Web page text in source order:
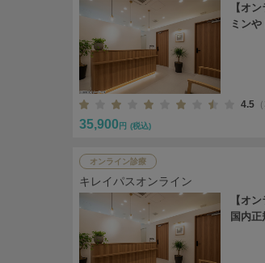
【オ
ミン
4.5
35,900 円 (税込)
オンライン診療
キレイパスオンライン
【オ
国内